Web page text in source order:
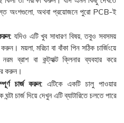
অংশগুলো, অথবা প্রয়োজনে পুরো PCB-ই
যদিও এটি খুব সাধারণ বিষয়, তবুও সবসময়
ময়লা, মরিচা বা বাঁকা পিন সঠিক চার্জিংয়ে
ব্রাশ বা কন্ট্যাক্ট ক্লিনার ব্যবহার করে
করুন।
চার্জ করুন:এটিকে একটি চালু পাওয়ার
চার্জ দিয়ে দেখুন এটি ব্যাটারিতে চলতে পারে